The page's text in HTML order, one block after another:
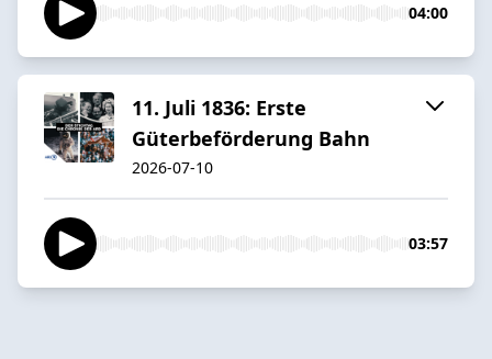
04:00
11. Juli 1836: Erste
Güterbeförderung Bahn
2026-07-10
03:57